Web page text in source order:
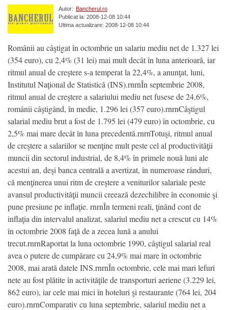
Autor: Bancherul.ro
Publicat la: 2008-12-08 10:44
Ultima actualizare: 2008-12-08 10:44
Românii au câştigat în octombrie un salariu mediu net de 1.327 lei
(354 euro), cu 2,4% (31 lei) mai mult decât în luna anterioară, iar
ritmul anual de creştere s-a temperat la 22,4%, a anunţat, luni,
Institutul Naţional de Statistică (INS).rnrnÎn septembrie 2008,
ritmul anual de creştere a salariului mediu net fusese de 24,6%,
românii câştigând, în medie, 1.296 lei (357 euro).rnrnCâştigul
salarial mediu brut a fost de 1.795 lei (479 euro) în octombrie, cu
2,5% mai mare decât în luna precedentă.rnrnTotuşi, ritmul anual
de creştere a salariilor se menţine mult peste cel al productivităţii
muncii din sectorul industrial, de 8,4% în primele nouă luni ale
acestui an, deşi banca centrală a avertizat, în numeroase rânduri,
că menţinerea unui ritm de creştere a veniturilor salariale peste
avansul productivităţii muncii creează dezechilibre în economie şi
pune presiune pe inflaţie. rnrnÎn termeni reali, ţinând cont de
inflaţia din intervalul analizat, salariul mediu net a crescut cu 14%
în octombrie 2008 faţă de a zecea lună a anului
trecut.rnrnRaportat la luna octombrie 1990, câştigul salarial real
avea o putere de cumpărare cu 24,9% mai mare în octombrie
2008, mai arată datele INS.rnrnÎn octombrie, cele mai mari lefuri
nete au fost plătite în activităţile de transporturi aeriene (3.229 lei,
862 euro), iar cele mai mici în hoteluri şi restaurante (764 lei, 204
euro).rnrnComparativ cu luna septembrie, salariul mediu net a